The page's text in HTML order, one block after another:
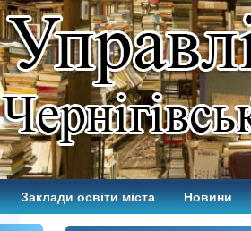
Заклади освіти міста Новини